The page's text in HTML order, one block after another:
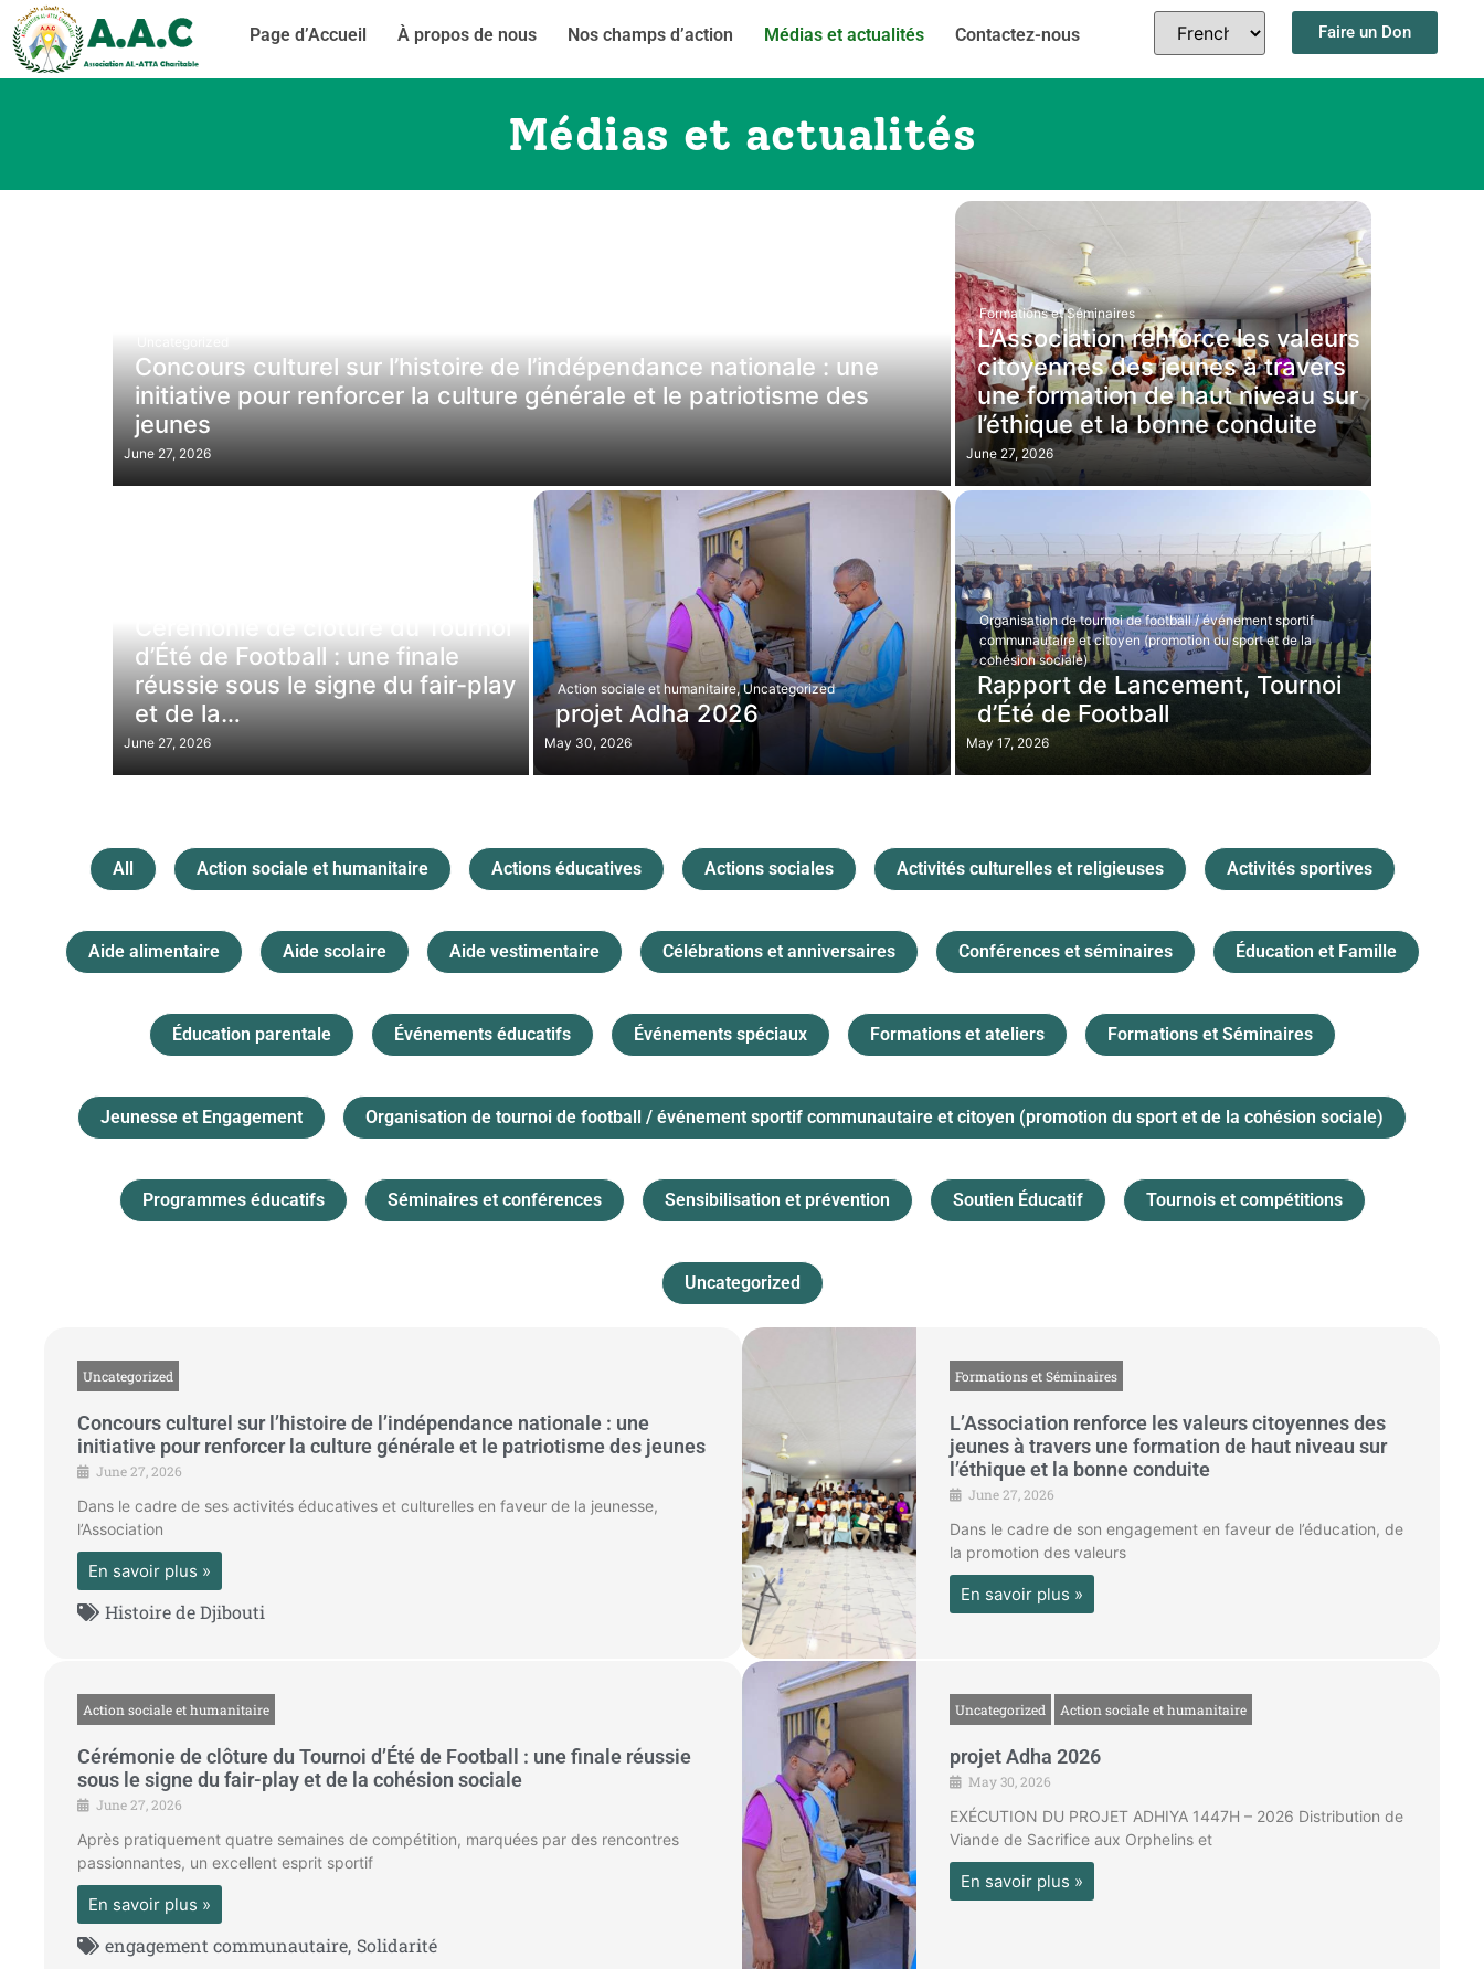
Page d’Accueil À propos de nous Nos champs d’action Médias et actualités Contactez-nous Faire un Don
Médias et actualités
Concours culturel sur l’histoire de l’indépendance nationale : une
initiative pour renforcer la culture générale et le patriotisme des
jeunes
June 27, 2026
Formations et Séminaires
L’Association renforce les valeurs
citoyennes des jeunes à travers
une formation de haut niveau sur
l’éthique et la bonne conduite
June 27, 2026
d’Été de Football : une finale
réussie sous le signe du fair-play
et de la…
June 27, 2026
Action sociale et humanitaire, Uncategorized
projet Adha 2026
May 30, 2026
Organisation de tournoi de football / événement sportif
communautaire et citoyen (promotion du sport et de la
cohésion sociale)
Rapport de Lancement, Tournoi
d’Été de Football
May 17, 2026
All Action sociale et humanitaire Actions éducatives Actions sociales Activités culturelles et religieuses Activités sportives
Aide alimentaire Aide scolaire Aide vestimentaire Célébrations et anniversaires Conférences et séminaires Éducation et Famille
Éducation parentale Événements éducatifs Événements spéciaux Formations et ateliers Formations et Séminaires
Jeunesse et Engagement Organisation de tournoi de football / événement sportif communautaire et citoyen (promotion du sport et de la cohésion sociale)
Programmes éducatifs Séminaires et conférences Sensibilisation et prévention Soutien Éducatif Tournois et compétitions
Uncategorized
Uncategorized
Concours culturel sur l’histoire de l’indépendance nationale : une
initiative pour renforcer la culture générale et le patriotisme des jeunes
June 27, 2026
Dans le cadre de ses activités éducatives et culturelles en faveur de la jeunesse,
l’Association
En savoir plus »
Histoire de Djibouti
Formations et Séminaires
L’Association renforce les valeurs citoyennes des
jeunes à travers une formation de haut niveau sur
l’éthique et la bonne conduite
June 27, 2026
Dans le cadre de son engagement en faveur de l’éducation, de
la promotion des valeurs
En savoir plus »
Action sociale et humanitaire
Cérémonie de clôture du Tournoi d’Été de Football : une finale réussie
sous le signe du fair-play et de la cohésion sociale
June 27, 2026
Après pratiquement quatre semaines de compétition, marquées par des rencontres
passionnantes, un excellent esprit sportif
En savoir plus »
engagement communautaire, Solidarité
Uncategorized Action sociale et humanitaire
projet Adha 2026
May 30, 2026
EXÉCUTION DU PROJET ADHIYA 1447H – 2026 Distribution de
Viande de Sacrifice aux Orphelins et
En savoir plus »